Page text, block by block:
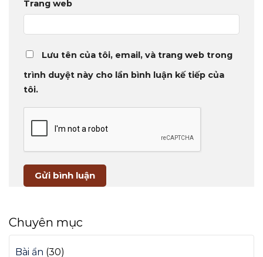
Trang web
Lưu tên của tôi, email, và trang web trong
trình duyệt này cho lần bình luận kế tiếp của
tôi.
Chuyên mục
Bài ẩn (30)